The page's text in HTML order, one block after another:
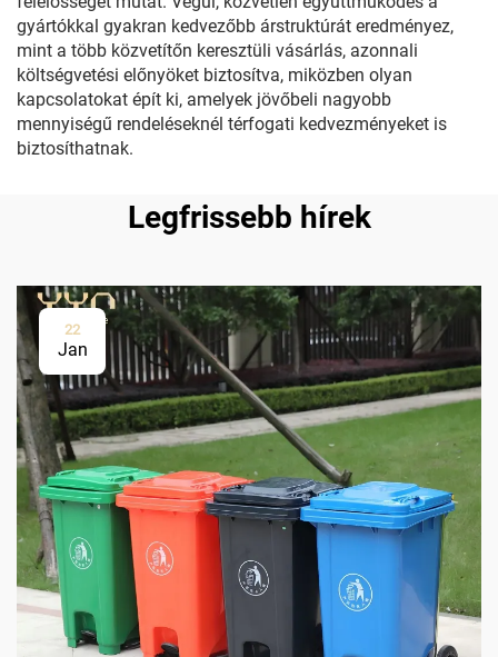
gyártókkal gyakran kedvezőbb árstruktúrát eredményez,
mint a több közvetítőn keresztüli vásárlás, azonnali
költségvetési előnyöket biztosítva, miközben olyan
kapcsolatokat épít ki, amelyek jövőbeli nagyobb
mennyiségű rendeléseknél térfogati kedvezményeket is
biztosíthatnak.
Legfrissebb hírek
22
Jan